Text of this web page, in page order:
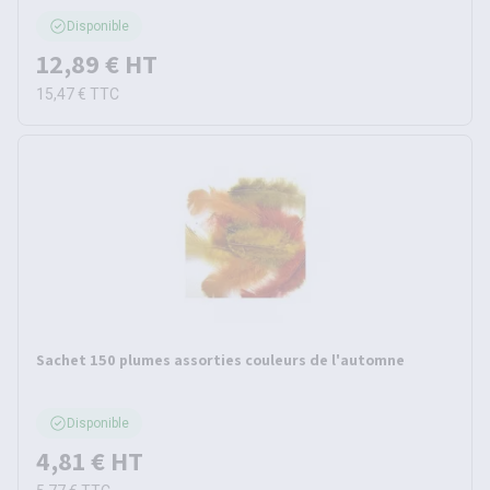
Disponible
12,89 € HT
15,47 € TTC
Sachet 150 plumes assorties couleurs de l'automne
Disponible
4,81 € HT